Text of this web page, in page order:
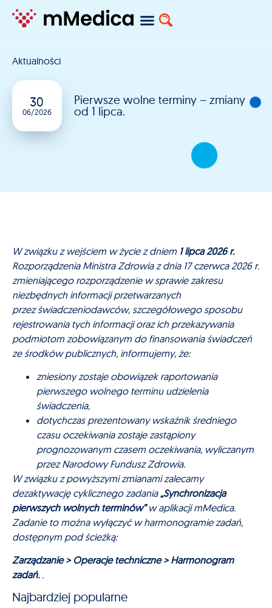
Aktualności
30
06/2026
Pierwsze wolne terminy – zmiany
od 1 lipca.
W związku z wejściem w życie z dniem 1 lipca 2026 r.
Rozporządzenia Ministra Zdrowia z dnia 17 czerwca 2026 r.
zmieniającego rozporządzenie w sprawie zakresu
niezbędnych informacji przetwarzanych
przez świadczeniodawców, szczegółowego sposobu
rejestrowania tych informacji oraz ich przekazywania
podmiotom zobowiązanym do finansowania świadczeń
ze środków publicznych, informujemy, że:
zniesiony zostaje obowiązek raportowania
pierwszego wolnego terminu udzielenia
świadczenia,
dotychczas prezentowany wskaźnik średniego
czasu oczekiwania zostaje zastąpiony
prognozowanym czasem oczekiwania, wyliczanym
przez Narodowy Fundusz Zdrowia.
W związku z powyższymi zmianami zalecamy
dezaktywację cyklicznego zadania „Synchronizacja
pierwszych wolnych terminów”w aplikacji mMedica.
Zadanie to można wyłączyć w harmonogramie zadań,
dostępnym pod ścieżką:
Zarządzanie > Operacje techniczne > Harmonogram
zadań. .
Najbardziej popularne